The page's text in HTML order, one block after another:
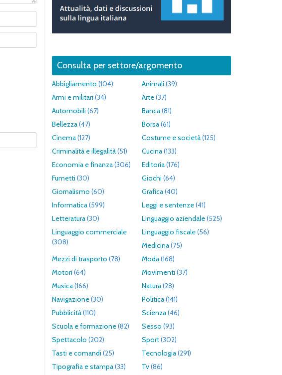
Consulta per settore/argomento
Abbigliamento (104) Animali (39)
Armi e militari (34) Arte(37)
Automobili (67) Banca(81)
Bellezza(47) Borsa(61)
Cinema(127) Costume e società(125)
Criminalità e illegalità(51) Cucina(133)
Economia e finanza(306) Editoria(176)
Fumetti (30) Giochi (64)
Giornalismo (60) Grafica(40)
Informatica(599) Leggi e sentenze(41)
Letteratura(30) Linguaggio aziendale(525)
Linguaggio commerciale
(308)
Linguaggio fiscale(56)
Medicina(75)
Mezzi di trasporto (78) Moda(168)
Motori (64) Movimenti (37)
Musica(166) Natura(28)
Navigazione(30) Politica(141)
Pubblicità(110) Scienza(46)
Scuola e formazione(82) Sesso (93)
Spettacolo (202) Sport(302)
Tasti e comandi (25) Tecnologia(291)
Tipografia e stampa(33) Tv(86)